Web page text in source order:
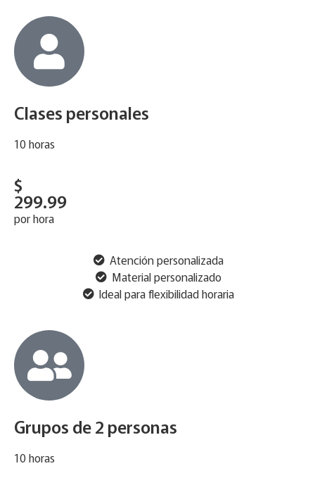
Clases personales
10 horas
$
299.99
por hora
Atención personalizada
Material personalizado
Ideal para flexibilidad horaria
Grupos de 2 personas
10 horas